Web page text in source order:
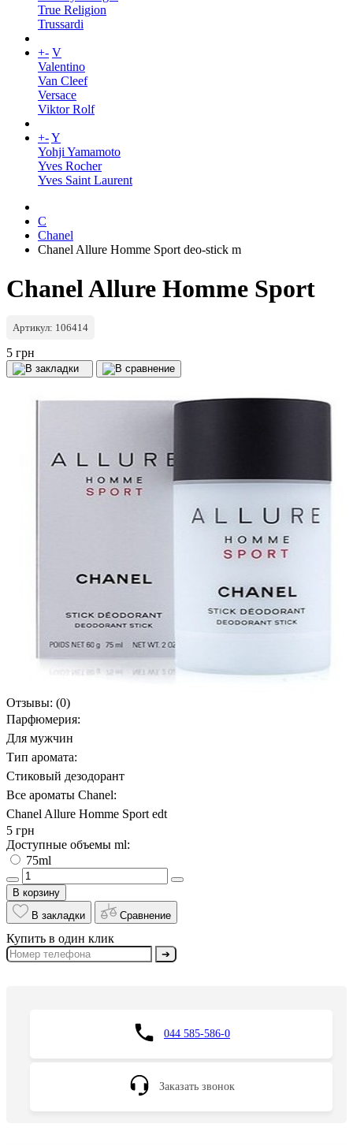
True Religion
Trussardi
+- V
Valentino
Van Cleef
Versace
Viktor Rolf
+-Y
Yohji Yamamoto
Yves Rocher
Yves Saint Laurent
C
Chanel
Chanel Allure Homme Sport deo-stick m
Chanel Allure Homme Sport
Артикул: 106414
5 грн
Отзывы: (0)
Парфюмерия:
Для мужчин
Тип аромата:
Стиковый дезодорант
Все ароматы Chanel:
Chanel Allure Homme Sport edt
5 грн
Доступные объемы ml:
75ml
В корзину
В закладки
Сравнение
Купить в один клик
➔
044 585-586-0
Заказать звонок